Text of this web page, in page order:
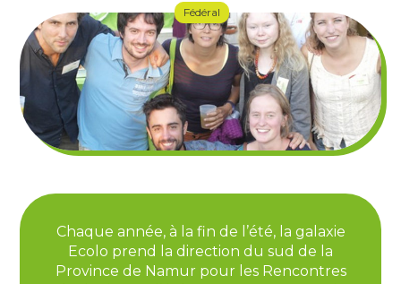
Fédéral
Chaque année, à la fin de l’été, la galaxie
Ecolo prend la direction du sud de la
Province de Namur pour les Rencontres